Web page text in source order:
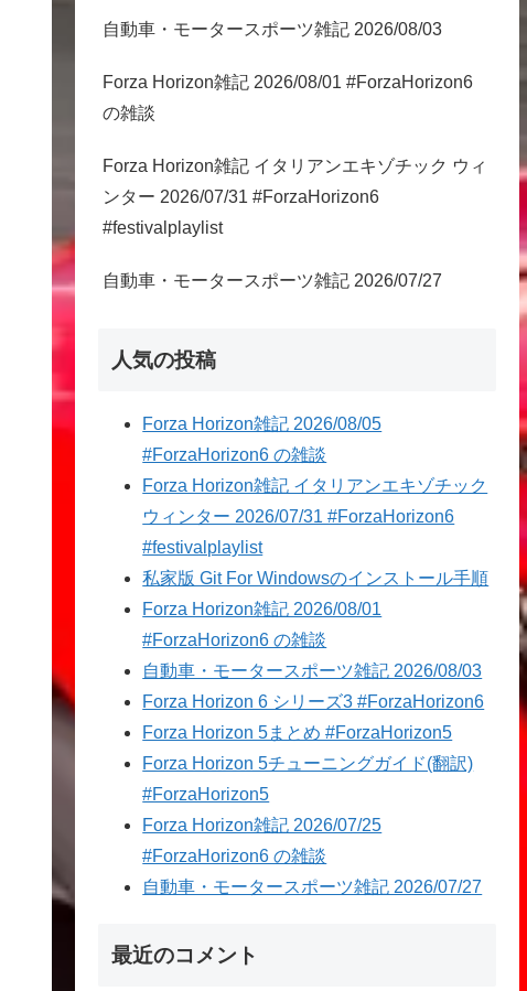
自動車・モータースポーツ雑記 2026/08/03
Forza Horizon雑記 2026/08/01 #ForzaHorizon6
の雑談
Forza Horizon雑記 イタリアンエキゾチック ウィ
ンター 2026/07/31 #ForzaHorizon6
#festivalplaylist
自動車・モータースポーツ雑記 2026/07/27
人気の投稿
Forza Horizon雑記 2026/08/05
#ForzaHorizon6 の雑談
Forza Horizon雑記 イタリアンエキゾチック
ウィンター 2026/07/31 #ForzaHorizon6
#festivalplaylist
私家版 Git For Windowsのインストール手順
Forza Horizon雑記 2026/08/01
#ForzaHorizon6 の雑談
自動車・モータースポーツ雑記 2026/08/03
Forza Horizon 6 シリーズ3 #ForzaHorizon6
Forza Horizon 5まとめ #ForzaHorizon5
Forza Horizon 5チューニングガイド(翻訳)
#ForzaHorizon5
Forza Horizon雑記 2026/07/25
#ForzaHorizon6 の雑談
自動車・モータースポーツ雑記 2026/07/27
最近のコメント